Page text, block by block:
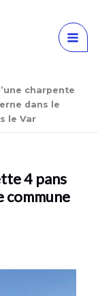
charpente
dans le
le Var
4 pans
commune